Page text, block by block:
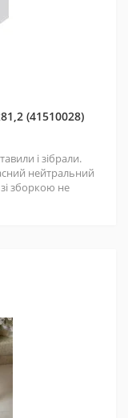
(41510028)
і зібрали.
нейтральний
зборкою не